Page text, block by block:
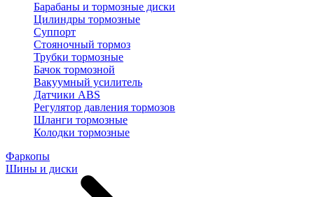
Барабаны и тормозные диски
Цилиндры тормозные
Суппорт
Стояночный тормоз
Трубки тормозные
Бачок тормозной
Вакуумный усилитель
Датчики ABS
Регулятор давления тормозов
Шланги тормозные
Колодки тормозные
Фаркопы
Шины и диски